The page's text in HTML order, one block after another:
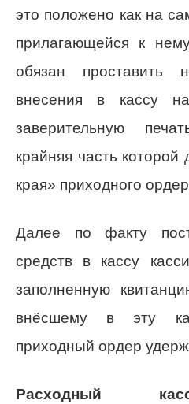
это положено как на
прилагающейся к
обязан проставить
внесения в кассу
заверительную
крайняя часть
края» приходного
Далее по факту
средств в кассу
заполненную
внёсшему в эту
приходный ордер
Расходный